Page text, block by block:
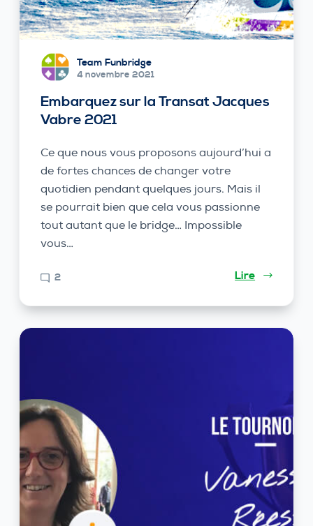
Team Funbridge
4 novembre 2021
Embarquez sur la Transat Jacques
Vabre 2021
Ce que nous vous proposons aujourd’hui a
de fortes chances de changer votre
quotidien pendant quelques jours. Mais il
se pourrait bien que cela vous passionne
tout autant que le bridge… Impossible
vous…
2 Lire